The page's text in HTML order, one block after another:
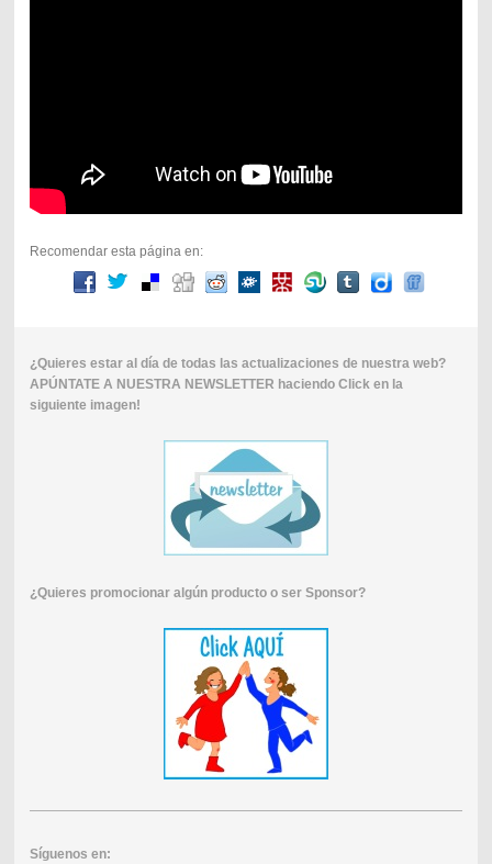
Recomendar esta página en:
¿Quieres estar al día de todas las actualizaciones de nuestra web?
APÚNTATE A NUESTRA NEWSLETTER haciendo Click en la
siguiente imagen!
¿Quieres promocionar algún producto o ser Sponsor?
Síguenos en: